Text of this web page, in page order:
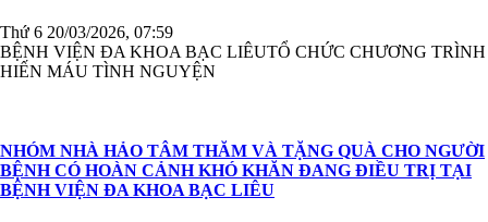
Thứ 6 20/03/2026, 07:59
BỆNH VIỆN ĐA KHOA BẠC LIÊUTỔ CHỨC CHƯƠNG TRÌNH
HIẾN MÁU TÌNH NGUYỆN
NHÓM NHÀ HẢO TÂM THĂM VÀ TẶNG QUÀ CHO NGƯỜI
BỆNH CÓ HOÀN CẢNH KHÓ KHĂN ĐANG ĐIỀU TRỊ TẠI
BỆNH VIỆN ĐA KHOA BẠC LIÊU